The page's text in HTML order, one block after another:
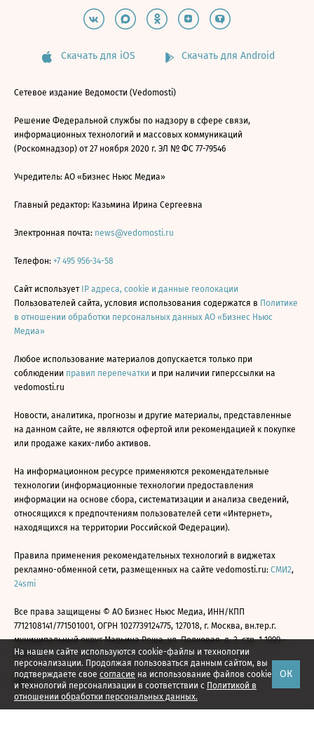
На нашем сайте используются cookie-файлы и технологии
персонализации. Продолжая пользоваться данным сайтом, вы
подтверждаете свое согласие на использование файлов cookie
и технологий персонализации в соответствии с Политикой в
отношении обработки персональных данных.
ОК
Скачать для iOS Скачать для Android
Сетевое издание Ведомости (Vedomosti)
Решение Федеральной службы по надзору в сфере связи,
информационных технологий и массовых коммуникаций
(Роскомнадзор) от 27 ноября 2020 г. ЭЛ № ФС 77-79546
Учредитель: АО «Бизнес Ньюс Медиа»
Главный редактор: Казьмина Ирина Сергеевна
Электронная почта: news@vedomosti.ru
Телефон: +7 495 956-34-58
Сайт использует IP адреса, cookie и данные геолокации
Пользователей сайта, условия использования содержатся в Политике
в отношении обработки персональных данных АО «Бизнес Ньюс
Медиа»
Любое использование материалов допускается только при
соблюдении правил перепечатки и при наличии гиперссылки на
vedomosti.ru
Новости, аналитика, прогнозы и другие материалы, представленные
на данном сайте, не являются офертой или рекомендацией к покупке
или продаже каких-либо активов.
На информационном ресурсе применяются рекомендательные
технологии (информационные технологии предоставления
информации на основе сбора, систематизации и анализа сведений,
относящихся к предпочтениям пользователей сети «Интернет»,
находящихся на территории Российской Федерации).
Правила применения рекомендательных технологий в виджетах
рекламно-обменной сети, размещенных на сайте vedomosti.ru: СМИ2,
24smi
Все права защищены © АО Бизнес Ньюс Медиа, ИНН/КПП
7712108141/771501001, ОГРН 1027739124775, 127018, г. Москва, вн.тер.г.
муниципальный округ Марьина Роща, ул. Полковая, д. 3, стр. 1 1999—
2026